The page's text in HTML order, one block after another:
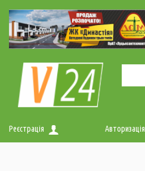
Реєстрація Авторизація